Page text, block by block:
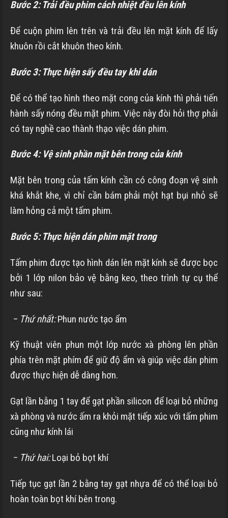
Bước 2: Trải đều phim cách nhiệt đều lên kính
Để cuộn phim lên trên và trải đều lên mặt kính để lấy
khuôn rồi cắt khuôn theo kính.
Bước 3: Thực hiện sấy đều tay khi dán
Để có thể tạo hình theo mặt cong của kính thì phải tiến
hành sấy nóng đều mặt phim. Việc này đòi hỏi thợ phải
có tay nghề cao thành thạo việc dán phim.
Bước 4: Vệ sinh phần mặt bên trong của kính
Mặt bên trong của tấm kính cần có công đoạn vệ sinh
khá khắt khe, vì chỉ cần bám phải một hạt bụi nhỏ sẽ
làm hỏng cả một tấm phim.
Bước 5: Thực hiện dán phim mặt trong
Tấm phim được tạo hình dán lên mặt kính sẽ được bọc
bởi 1 lớp nilon bảo vệ bằng keo, theo trình tự cụ thể
như sau:
− Thứ nhất:Phun nước tạo ẩm
Kỹ thuật viên phun một lớp nước xà phòng lên phần
phía trên mặt phím để giữ độ ẩm và giúp việc dán phim
được thực hiện dễ dàng hơn.
Gạt lần bằng 1 tay để gạt phần silicon để loại bỏ những
xà phòng và nước ấm ra khỏi mặt tiếp xúc với tấm phim
cũng như kính lái
− Thứ hai:Loại bỏ bọt khí
Tiếp tục gạt lần 2 bằng tay gạt nhựa để có thể loại bỏ
hoàn toàn bọt khí bên trong.